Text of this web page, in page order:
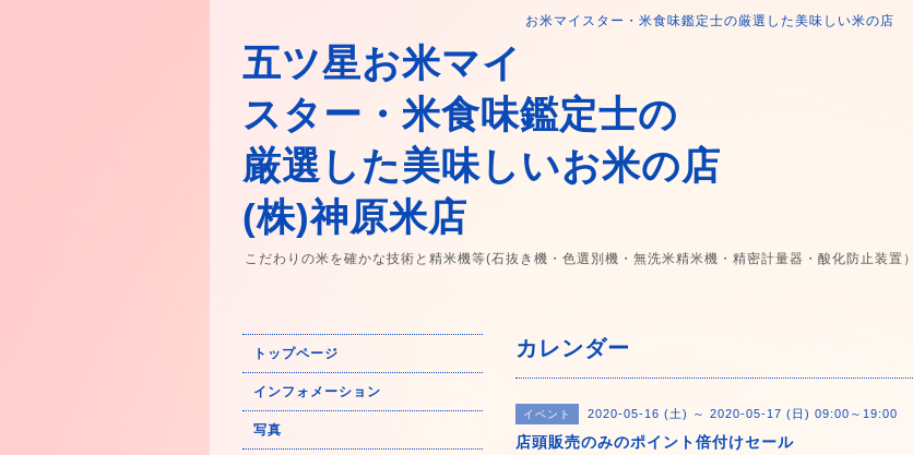
お米マイスター・米食味鑑定士の厳選した美味しい米の店
五ツ星お米マイ
スター・米食味鑑定士の
厳選した美味しいお米の店
(株)神原米店
こだわりの米を確かな技術と精米機等(石抜き機・色選別機・無洗米精米機・精密計量器・酸化防止装置
カレンダー
イベント 2020-05-16 (土) ～ 2020-05-17 (日) 09:00～19:00
店頭販売のみのポイント倍付けセール
トップページ
インフォメーション
写真